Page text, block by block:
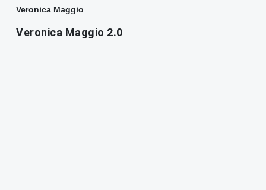
Veronica Maggio
Veronica Maggio 2.0